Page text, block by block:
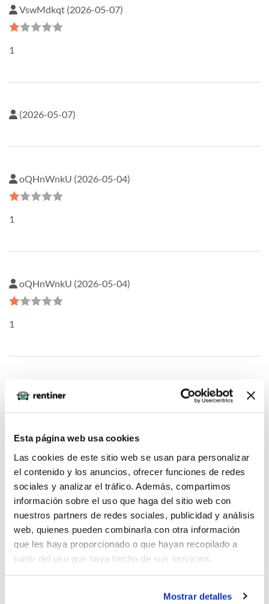
Esta página web usa cookies
Las cookies de este sitio web se usan para personalizar
el contenido y los anuncios, ofrecer funciones de redes
sociales y analizar el tráfico. Además, compartimos
información sobre el uso que haga del sitio web con
nuestros partners de redes sociales, publicidad y análisis
web, quienes pueden combinarla con otra información
que les haya proporcionado o que hayan recopilado a
partir del uso que haya hecho de sus servicios.
Mostrar detalles
VswMdkqt (2026-05-07)
1
(2026-05-07)
oQHnWnkU (2026-05-04)
1
oQHnWnkU (2026-05-04)
1
oQHnWnkU (2026-05-04)
DNHgzm0w